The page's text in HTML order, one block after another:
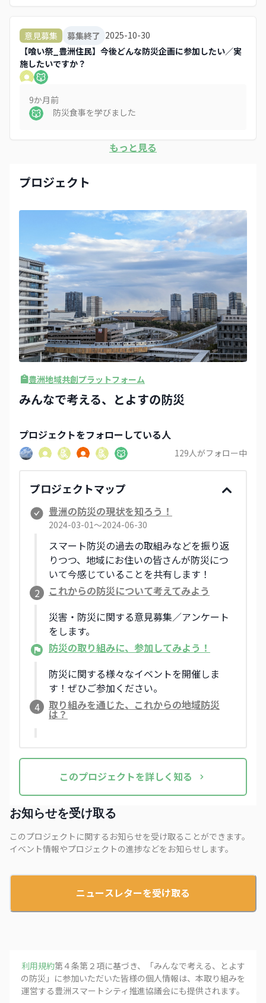
意見募集 募集終了 2025-10-30
【喰い祭_豊洲住民】今後どんな防災企画に参加したい／実
施したいですか？
9か月前
防災食事を学びました
もっと見る
プロジェクト
豊洲地域共創プラットフォーム
みんなで考える、とよすの防災
プロジェクトをフォローしている人
129人がフォロー中
プロジェクトマップ
豊洲の防災の現状を知ろう！
2024-03-01〜2024-06-30
スマート防災の過去の取組みなどを振り返
りつつ、地域にお住いの皆さんが防災につ
いて今感じていることを共有します！
2
これからの防災について考えてみよう
災害・防災に関する意見募集／アンケート
をします。
防災の取り組みに、参加してみよう！
防災に関する様々なイベントを開催しま
す！ぜひご参加ください。
4
取り組みを通じた、これからの地域防災
は？
このプロジェクトを詳しく知る
お知らせを受け取る
このプロジェクトに関するお知らせを受け取ることができます。
イベント情報やプロジェクトの進捗などをお知らせします。
ニュースレターを受け取る
利用規約第４条第２項に基づき、「みんなで考える、とよす
の防災 」に参加いただいた皆様の個人情報は、本取り組みを
運営する豊洲スマートシティ推進協議会にも提供されます。